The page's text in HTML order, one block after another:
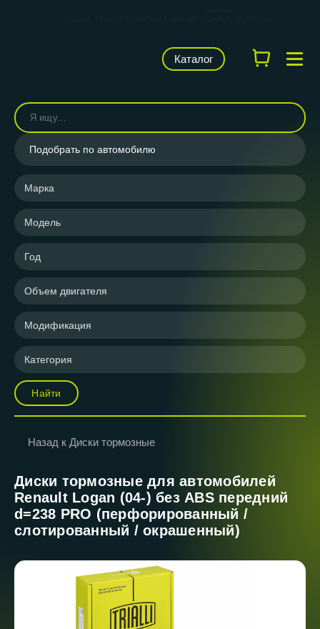
Каталог
Подобрать по автомобилю
Марка
Модель
Год
Объем двигателя
Модификация
Категория
Найти
Назад к Диски тормозные
Диски тормозные для автомобилей
Renault Logan (04-) без ABS передний
d=238 PRO (перфорированный /
слотированный / окрашенный)